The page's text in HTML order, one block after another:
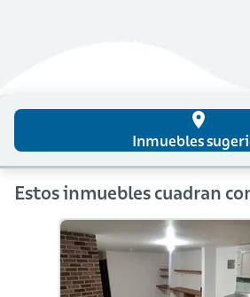
place
Inmuebles
Estos inmuebles cuadran